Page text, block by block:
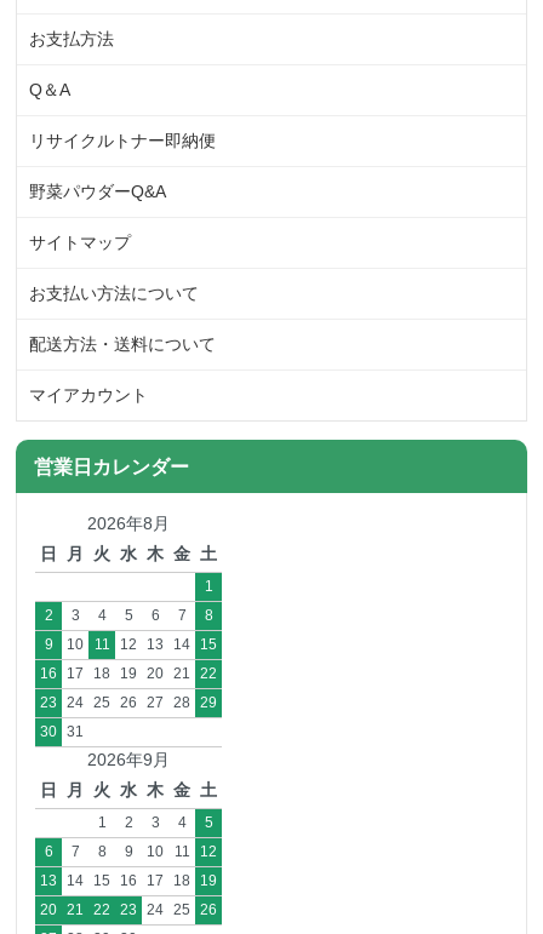
お支払方法
Q＆A
リサイクルトナー即納便
野菜パウダーQ&A
サイトマップ
お支払い方法について
配送方法・送料について
マイアカウント
営業日カレンダー
2026年8月
日
月 火 水 木 金 土
1
2
3 4 5 6 7
8
9
10 11 12 13 14
15
16
17 18 19 20 21
22
23
24 25 26 27 28
29
30
31
2026年9月
日
月 火 水 木 金 土
1 2 3 4
5
6
7 8 9 10 11
12
13
14 15 16 17 18
19
20
21 22 23 24 25
26